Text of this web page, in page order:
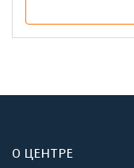
О ЦЕНТРЕ